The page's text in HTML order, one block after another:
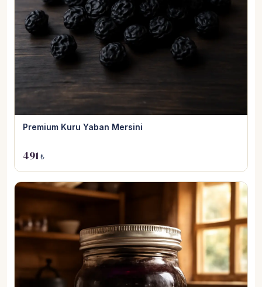
Premium Kuru Yaban Mersini
491 ₺